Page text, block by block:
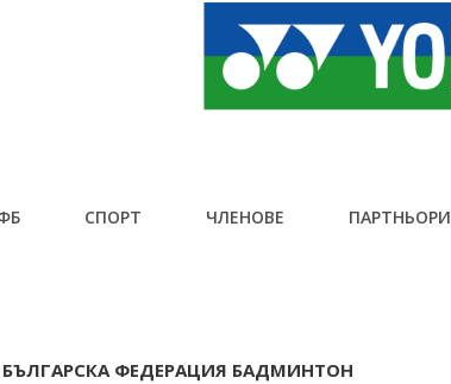
СПОРТ ЧЛЕНОВЕ ПАРТНЬОРИ
БЪЛГАРСКА ФЕДЕРАЦИЯ БАДМИНТОН